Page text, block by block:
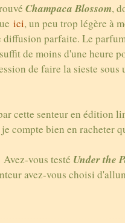
Champaca Blossom,
ici, un peu trop légère à
diffusion parfaite. Le
de moins d'une heure
de faire la sieste sous
cette senteur en édition
compte bien en racheter
Avez-vous testé Under the
avez-vous choisi